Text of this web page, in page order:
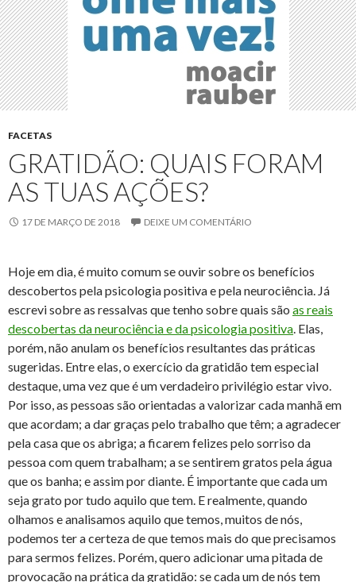
FACETAS
GRATIDÃO: QUAIS FORAM
AS TUAS AÇÕES?
17 DE MARÇO DE 2018 DEIXE UM COMENTÁRIO
Hoje em dia, é muito comum se ouvir sobre os benefícios
descobertos pela psicologia positiva e pela neurociência. Já
escrevi sobre as ressalvas que tenho sobre quais são as reais
descobertas da neurociência e da psicologia positiva. Elas,
porém, não anulam os benefícios resultantes das práticas
sugeridas. Entre elas, o exercício da gratidão tem especial
destaque, uma vez que é um verdadeiro privilégio estar vivo.
Por isso, as pessoas são orientadas a valorizar cada manhã em
que acordam; a dar graças pelo trabalho que têm; a agradecer
pela casa que os abriga; a ficarem felizes pelo sorriso da
pessoa com quem trabalham; a se sentirem gratos pela água
que os banha; e assim por diante. É importante que cada um
seja grato por tudo aquilo que tem. E realmente, quando
olhamos e analisamos aquilo que temos, muitos de nós,
podemos ter a certeza de que temos mais do que precisamos
para sermos felizes. Porém, quero adicionar uma pitada de
provocação na prática da gratidão: se cada um de nós tem